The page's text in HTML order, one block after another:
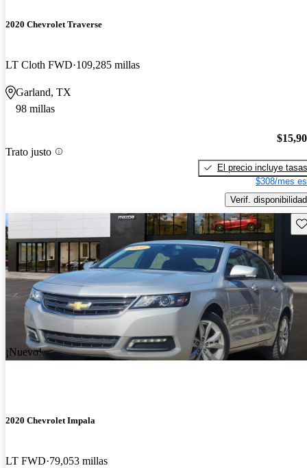
2020 Chevrolet Traverse
LT Cloth FWD 109,285 millas
Garland, TX
98 millas
Trato justo
El precio incluye tasas
$308/mes
Verif. disponibilidad
¡Nuevo!
2020 Chevrolet Impala
LT FWD 79,053 millas